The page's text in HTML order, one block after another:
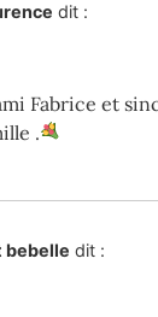
dit :
Fabrice et
.
bebelle dit :